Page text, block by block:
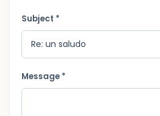
Subject *
Message *